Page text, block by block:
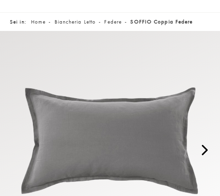
Sei in: Home Biancheria Letto Federe SOFFIO Coppia Federe